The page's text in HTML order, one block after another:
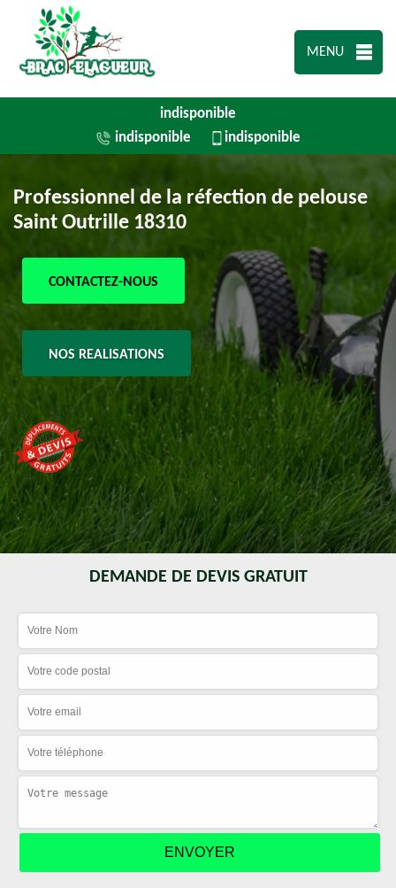
MENU
indisponible
indisponible
indisponible
Professionnel de la réfection de pelouse
Saint Outrille 18310
CONTACTEZ-NOUS
NOS REALISATIONS
DEMANDE DE DEVIS GRATUIT